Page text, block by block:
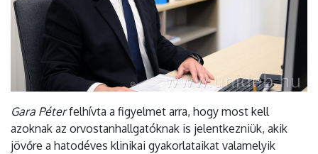
Gara Péterfelhívta a figyelmet arra, hogy most kell
azoknak az orvostanhallgatóknak is jelentkezniük, akik
jövőre a hatodéves klinikai gyakorlataikat valamelyik